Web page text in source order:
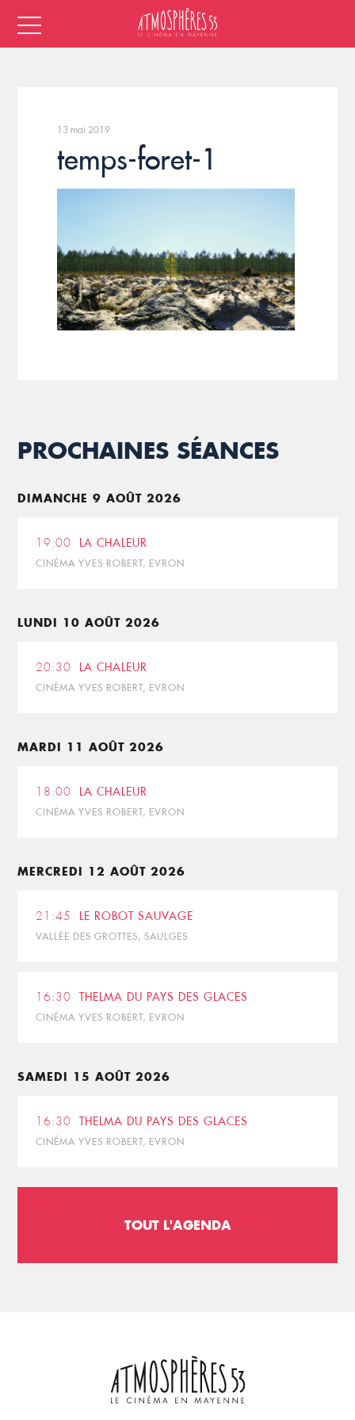
13 mai 2019
temps-foret-1
PROCHAINES SÉANCES
DIMANCHE 9 AOÛT 2026
19:00 LA CHALEUR
CINÉMA YVES ROBERT, EVRON
LUNDI 10 AOÛT 2026
20:30 LA CHALEUR
CINÉMA YVES ROBERT, EVRON
MARDI 11 AOÛT 2026
18:00 LA CHALEUR
CINÉMA YVES ROBERT, EVRON
MERCREDI 12 AOÛT 2026
21:45 LE ROBOT SAUVAGE
VALLÉE DES GROTTES, SAULGES
16:30 THELMA DU PAYS DES GLACES
CINÉMA YVES ROBERT, EVRON
SAMEDI 15 AOÛT 2026
16:30 THELMA DU PAYS DES GLACES
CINÉMA YVES ROBERT, EVRON
TOUT L'AGENDA